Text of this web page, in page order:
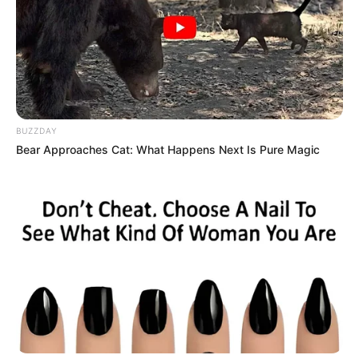
Baca juga:Biodata, Profil, dan Fakta Shannon Thornton
Quotes
Saya benar-benar menekankan tentang memposting
konten dengan cukup sering
orang, dan kemudian saya baru saja sampai di
tempat di mana saya menyadari bahwa Anda harus
menjadi diri sendiri.
Saya tidak ingin terjebak dalam kesempurnaan. Saya
ingin lebih percaya diri tanpa berusaha terlalu keras
Berawal mencintai dunia kebugaran, Amanda Elise Lee menekuni
BUZZDAY
Bear Approaches Cat: What Happens Next Is Pure Magic